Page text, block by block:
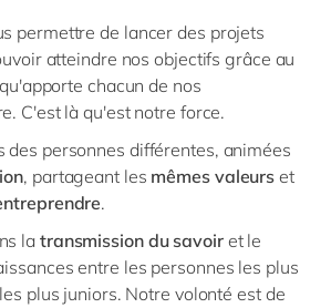
permettre de lancer des projets
atteindre nos objectifs grâce au
qu'apporte chacun de nos
C'est là qu'est notre force.
des personnes différentes, animées
, partageant les mêmes valeurs et
.
la transmission du savoiret le
entre les personnes les plus
plus juniors. Notre volonté est de